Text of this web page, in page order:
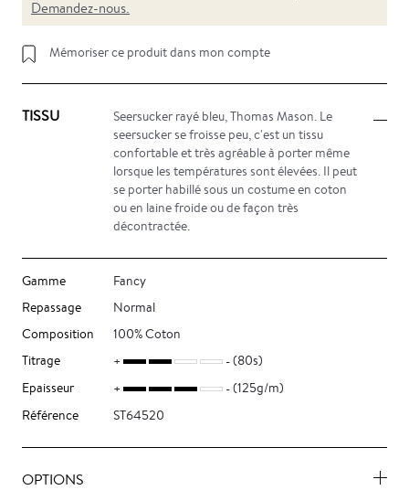
Demandez-nous.
Mémoriser ce produit dans mon compte
TISSU
Seersucker rayé bleu, Thomas Mason. Le
seersucker se froisse peu, c'est un tissu
confortable et très agréable à porter même
lorsque les températures sont élevées. Il peut
se porter habillé sous un costume en coton
ou en laine froide ou de façon très
décontractée.
Gamme
Fancy
Repassage
Normal
Composition
100% Coton
Titrage
(80s)
Epaisseur
(125g/m)
Référence
ST64520
OPTIONS